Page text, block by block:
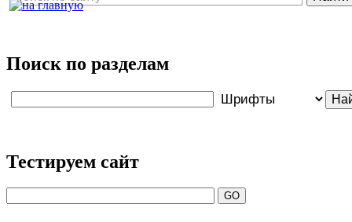
Поиск по разделам
Тестируем сайт